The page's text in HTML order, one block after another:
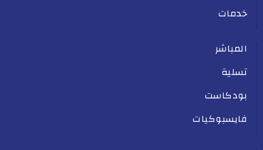
خدمات
المباشر
تسلية
بودكاست
فايسبوكيات